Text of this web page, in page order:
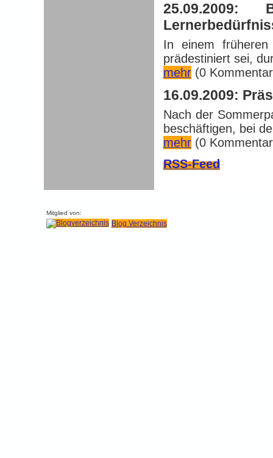
25.09.2009:
In einem
prädestiniert sei,
mehr(0
16.09.2009:
Nach der
beschäftigen, bei
mehr(0
RSS-Feed
Mitglied von:
Blog Verzeichnis